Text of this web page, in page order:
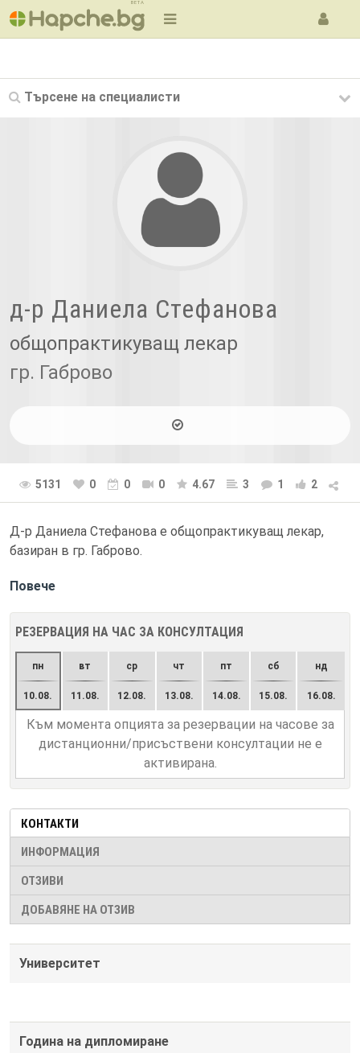
BETA
Търсене на специалисти
д-р Даниела Стефанова
общопрактикуващ лекар
гр. Габрово
5131 0 0 0 4.67 3 1 2
Д-р Даниела Стефанова е общопрактикуващ лекар,
базиран в гр. Габрово.
Повече
РЕЗЕРВАЦИЯ НА ЧАС ЗА КОНСУЛТАЦИЯ
пн
10.08.
вт
11.08.
ср
12.08.
чт
13.08.
пт
14.08.
сб
15.08.
нд
16.08.
Към момента опцията за резервации на часове за
дистанционни/присъствени консултации не е
активирана.
КОНТАКТИ
ИНФОРМАЦИЯ
ОТЗИВИ
ДОБАВЯНЕ НА ОТЗИВ
Университет
Година на дипломиране